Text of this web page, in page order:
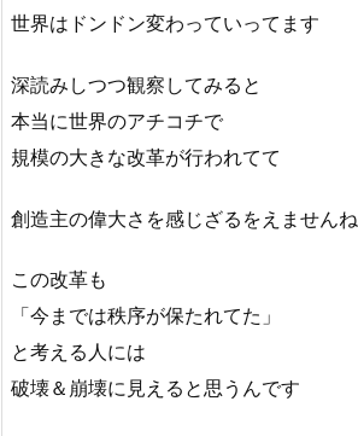
世界はドンドン変わっていってます
深読みしつつ観察してみると
本当に世界のアチコチで
規模の大きな改革が行われてて
創造主の偉大さを感じざるをえませんね
この改革も
「今までは秩序が保たれてた」
と考える人には
破壊＆崩壊に見えると思うんです